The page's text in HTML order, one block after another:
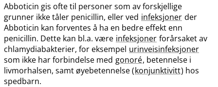
Abboticin gis ofte til personer som av forskjellige
grunner ikke tåler penicillin, eller ved infeksjoner der
Abboticin kan forventes å ha en bedre effekt enn
penicillin. Dette kan bl.a. være infeksjoner forårsaket av
chlamydiabakterier, for eksempel urinveisinfeksjoner
som ikke har forbindelse med gonoré, betennelse i
livmorhalsen, samt øyebetennelse (konjunktivitt) hos
spedbarn.